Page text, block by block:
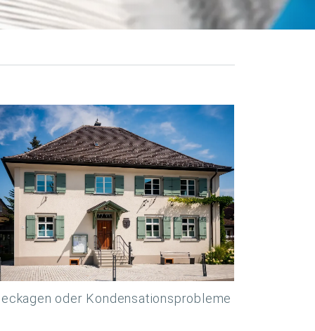
oder Kondensationsprobleme